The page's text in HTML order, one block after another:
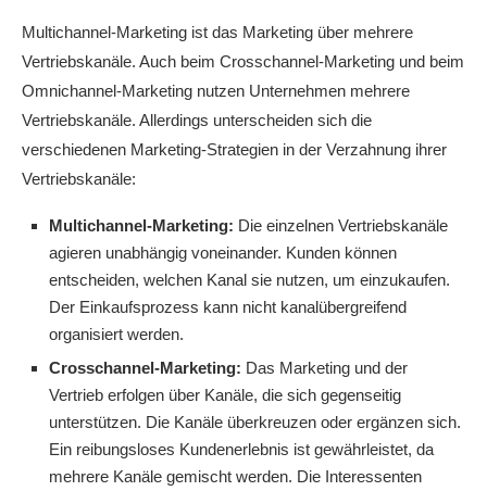
Multichannel-Marketing ist das Marketing über mehrere
Vertriebskanäle. Auch beim Crosschannel-Marketing und beim
Omnichannel-Marketing nutzen Unternehmen mehrere
Vertriebskanäle. Allerdings unterscheiden sich die
verschiedenen Marketing-Strategien in der Verzahnung ihrer
Vertriebskanäle:
Multichannel-Marketing: Die einzelnen Vertriebskanäle
agieren unabhängig voneinander. Kunden können
entscheiden, welchen Kanal sie nutzen, um einzukaufen.
Der Einkaufsprozess kann nicht kanalübergreifend
organisiert werden.
Crosschannel-Marketing: Das Marketing und der
Vertrieb erfolgen über Kanäle, die sich gegenseitig
unterstützen. Die Kanäle überkreuzen oder ergänzen sich.
Ein reibungsloses Kundenerlebnis ist gewährleistet, da
mehrere Kanäle gemischt werden. Die Interessenten